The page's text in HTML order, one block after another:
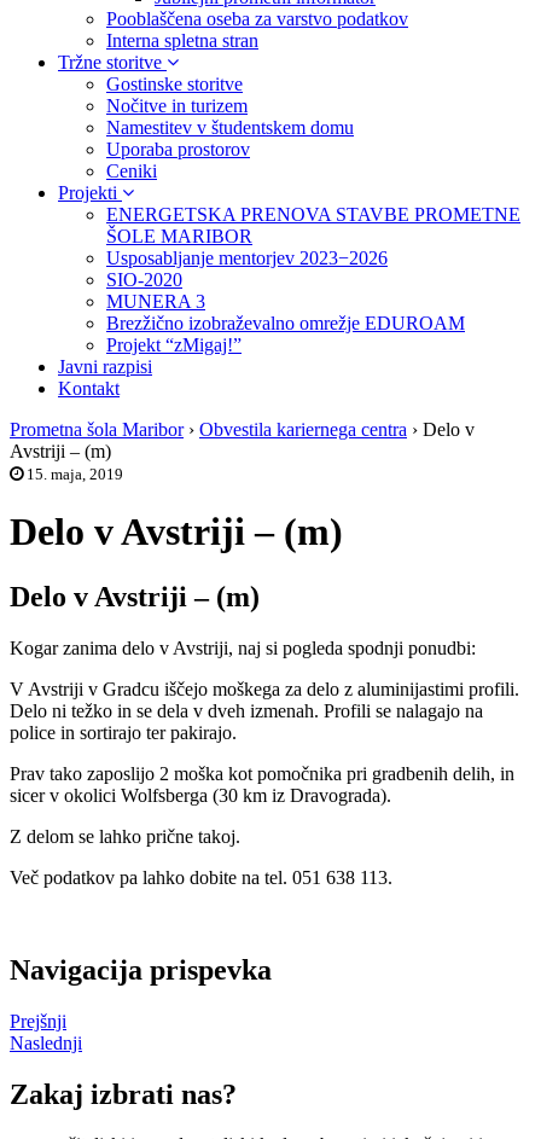
Pooblaščena oseba za varstvo podatkov
Interna spletna stran
Tržne storitve
Gostinske storitve
Nočitve in turizem
Namestitev v študentskem domu
Uporaba prostorov
Ceniki
Projekti
ENERGETSKA PRENOVA STAVBE PROMETNE
ŠOLE MARIBOR
Usposabljanje mentorjev 2023−2026
SIO-2020
MUNERA 3
Brezžično izobraževalno omrežje EDUROAM
Projekt “zMigaj!”
Javni razpisi
Kontakt
Prometna šola Maribor › Obvestila kariernega centra › Delo v
Avstriji – (m)
15. maja, 2019
Delo v Avstriji – (m)
Delo v Avstriji – (m)
Kogar zanima delo v Avstriji, naj si pogleda spodnji ponudbi:
V Avstriji v Gradcu iščejo moškega za delo z aluminijastimi profili.
Delo ni težko in se dela v dveh izmenah. Profili se nalagajo na
police in sortirajo ter pakirajo.
Prav tako zaposlijo 2 moška kot pomočnika pri gradbenih delih, in
sicer v okolici Wolfsberga (30 km iz Dravograda).
Z delom se lahko prične takoj.
Več podatkov pa lahko dobite na tel. 051 638 113.
Navigacija prispevka
Prejšnji
Naslednji
Zakaj izbrati nas?